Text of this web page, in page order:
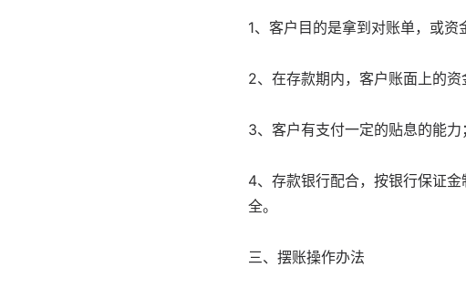
1、客户目的是拿到对账单，或资
2、在存款期内，客户账面上的资
3、客户有支付一定的贴息的能力；
4、存款银行配合，按银行保证
全。
三、摆账操作办法